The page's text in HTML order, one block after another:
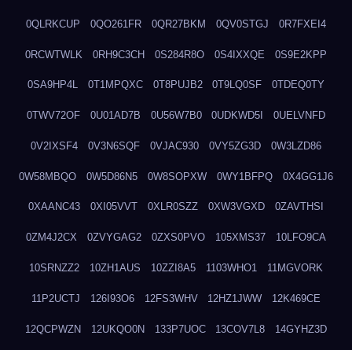
0QLRKCUP 0QO261FR 0QR27BKM 0QV0STGJ 0R7FXEI4
0RCWTWLK 0RH9C3CH 0S284R8O 0S4IXXQE 0S9E2KPP
0SA9HP4L 0T1MPQXC 0T8PUJB2 0T9LQ0SF 0TDEQ0TY
0TWV72OF 0U01AD7B 0U56W7B0 0UDKWD5I 0UELVNFD
0V2IXSF4 0V3N6SQF 0VJAC930 0VY5ZG3D 0W3LZD86
0W58MBQO 0W5D86N5 0W8SOPXW 0WY1BFPQ 0X4GG1J6
0XAANC43 0XI05VVT 0XLR0SZZ 0XW3VGXD 0ZAVTHSI
0ZM4J2CX 0ZVYGAG2 0ZXS0PVO 105XMS37 10LFO9CA
10SRNZZ2 10ZH1AUS 10ZZI8A5 1103WHO1 11MGVORK
11P2UCTJ 126I93O6 12FS3WHV 12HZ1JWW 12K469CE
12QCPWZN 12UKQO0N 133P7UOC 13COV7L8 14GYHZ3D